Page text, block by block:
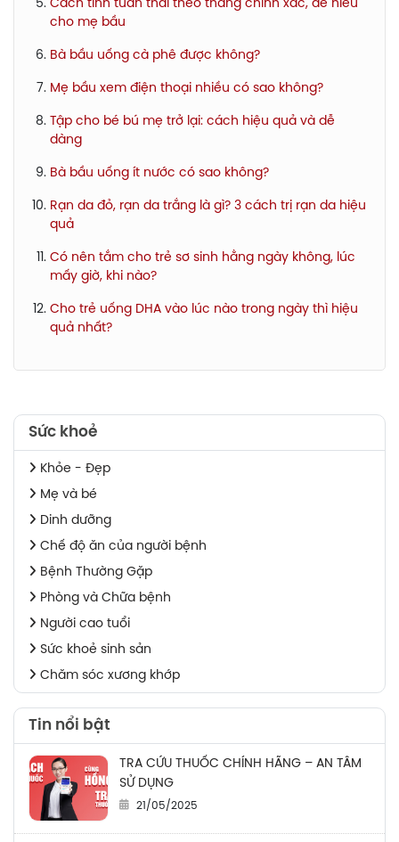
Cách tính tuần thai theo tháng chính xác, dễ hiểu
cho mẹ bầu
Bà bầu uống cà phê được không?
Mẹ bầu xem điện thoại nhiều có sao không?
Tập cho bé bú mẹ trở lại: cách hiệu quả và dễ
dàng
Bà bầu uống ít nước có sao không?
Rạn da đỏ, rạn da trắng là gì? 3 cách trị rạn da hiệu
quả
Có nên tắm cho trẻ sơ sinh hằng ngày không, lúc
mấy giờ, khi nào?
Cho trẻ uống DHA vào lúc nào trong ngày thì hiệu
quả nhất?
Sức khoẻ
Khỏe - Đẹp
Mẹ và bé
Dinh dưỡng
Chế độ ăn của người bệnh
Bệnh Thường Gặp
Phòng và Chữa bệnh
Người cao tuổi
Sức khoẻ sinh sản
Chăm sóc xương khớp
Tin nổi bật
TRA CỨU THUỐC CHÍNH HÃNG – AN TÂM
SỬ DỤNG
21/05/2025